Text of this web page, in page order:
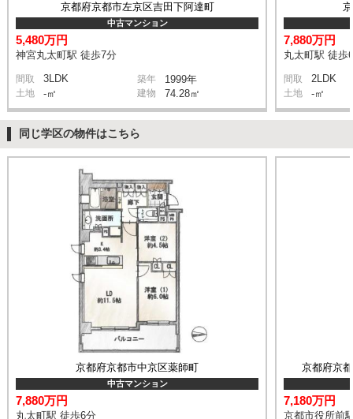
京都府京都市左京区吉田下阿達町
中古マンション
5,480万円
神宮丸太町駅 徒歩7分
間取 3LDK 築年 1999年
土地 -㎡ 建物 74.28㎡
7,880万円
丸太町駅 徒歩
間取 2LDK
土地 -㎡
同じ学区の物件はこちら
京都府京都市中京区薬師町
中古マンション
7,880万円
丸太町駅 徒歩6分
京都府京
7,180万円
京都市役所前